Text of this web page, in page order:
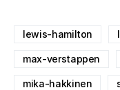
lewis-hamilton
max-verstappen
mika-hakkinen